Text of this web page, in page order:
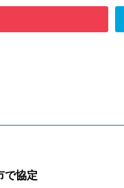
で協定